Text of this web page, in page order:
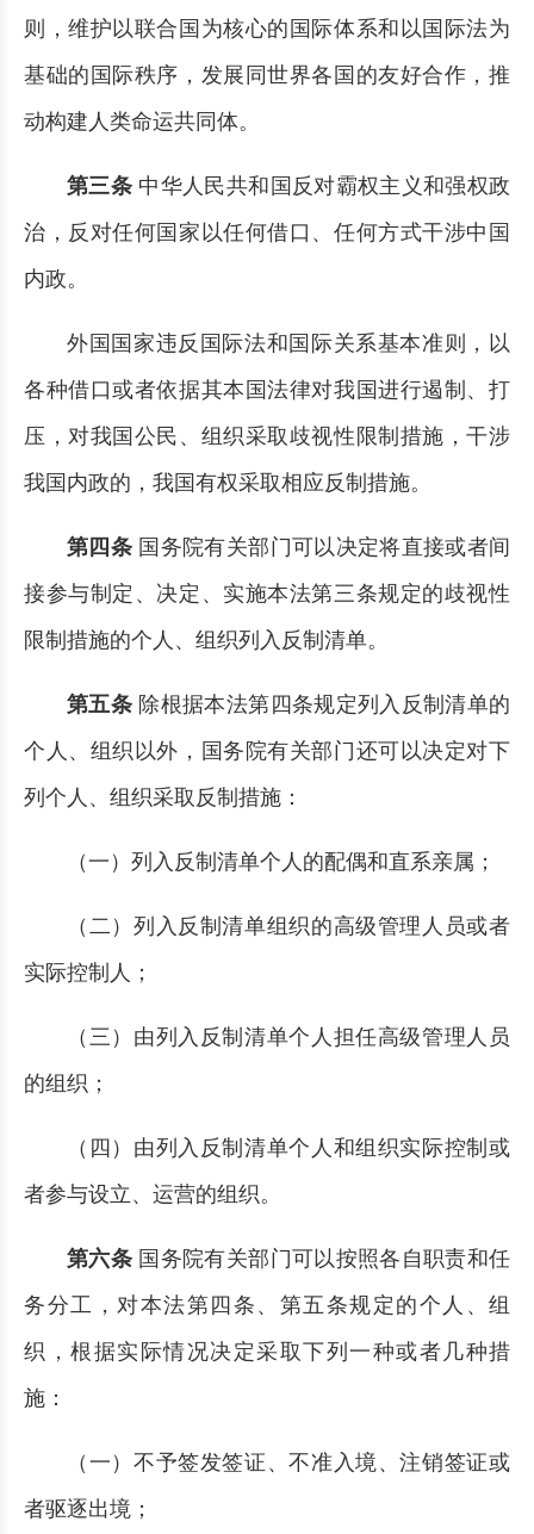
则，维护以联合国为核心的国际体系和以国际法为
基础的国际秩序，发展同世界各国的友好合作，推
动构建人类命运共同体。
第三条 中华人民共和国反对霸权主义和强权政
治，反对任何国家以任何借口、任何方式干涉中国
内政。
外国国家违反国际法和国际关系基本准则，以
各种借口或者依据其本国法律对我国进行遏制、打
压，对我国公民、组织采取歧视性限制措施，干涉
我国内政的，我国有权采取相应反制措施。
第四条 国务院有关部门可以决定将直接或者间
接参与制定、决定、实施本法第三条规定的歧视性
限制措施的个人、组织列入反制清单。
第五条 除根据本法第四条规定列入反制清单的
个人、组织以外，国务院有关部门还可以决定对下
列个人、组织采取反制措施：
（一）列入反制清单个人的配偶和直系亲属；
（二）列入反制清单组织的高级管理人员或者
实际控制人；
（三）由列入反制清单个人担任高级管理人员
的组织；
（四）由列入反制清单个人和组织实际控制或
者参与设立、运营的组织。
第六条 国务院有关部门可以按照各自职责和任
务分工，对本法第四条、第五条规定的个人、组
织，根据实际情况决定采取下列一种或者几种措
施：
（一）不予签发签证、不准入境、注销签证或
者驱逐出境；